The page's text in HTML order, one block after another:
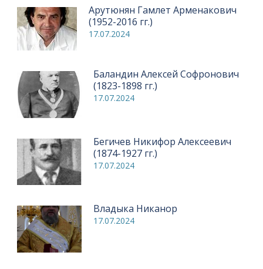
Арутюнян Гамлет Арменакович
(1952-2016 гг.)
17.07.2024
Баландин Алексей Софронович
(1823-1898 гг.)
17.07.2024
Бегичев Никифор Алексеевич
(1874-1927 гг.)
17.07.2024
Владыка Никанор
17.07.2024